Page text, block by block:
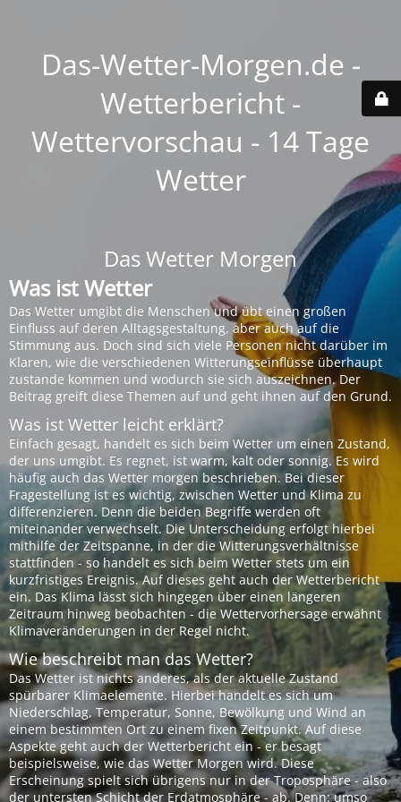
Das-Wetter-Morgen.de -
Wetterbericht -
Wettervorschau - 14 Tage
Wetter
Das Wetter Morgen
Was ist Wetter
Das Wetter umgibt die Menschen und übt einen großen
Einfluss auf deren Alltagsgestaltung, aber auch auf die
Stimmung aus. Doch sind sich viele Personen nicht darüber im
Klaren, wie die verschiedenen Witterungseinflüsse überhaupt
zustande kommen und wodurch sie sich auszeichnen. Der
Beitrag greift diese Themen auf und geht ihnen auf den Grund.
Was ist Wetter leicht erklärt?
Einfach gesagt, handelt es sich beim Wetter um einen Zustand,
der uns umgibt. Es regnet, ist warm, kalt oder sonnig. Es wird
häufig auch das Wetter morgen beschrieben. Bei dieser
Fragestellung ist es wichtig, zwischen Wetter und Klima zu
differenzieren. Denn die beiden Begriffe werden oft
miteinander verwechselt. Die Unterscheidung erfolgt hierbei
mithilfe der Zeitspanne, in der die Witterungsverhältnisse
stattfinden - so handelt es sich beim Wetter stets um ein
kurzfristiges Ereignis. Auf dieses geht auch der Wetterbericht
ein. Das Klima lässt sich hingegen über einen längeren
Zeitraum hinweg beobachten - die Wettervorhersage erwähnt
Klimaveränderungen in der Regel nicht.
Wie beschreibt man das Wetter?
Das Wetter ist nichts anderes, als der aktuelle Zustand
spürbarer Klimaelemente. Hierbei handelt es sich um
Niederschlag, Temperatur, Sonne, Bewölkung und Wind an
einem bestimmten Ort zu einem fixen Zeitpunkt. Auf diese
Aspekte geht auch der Wetterbericht ein - er besagt
beispielsweise, wie das Wetter Morgen wird. Diese
Erscheinung spielt sich übrigens nur in der Troposphäre - also
der untersten Schicht der Erdatmosphäre - ab. Denn: umso